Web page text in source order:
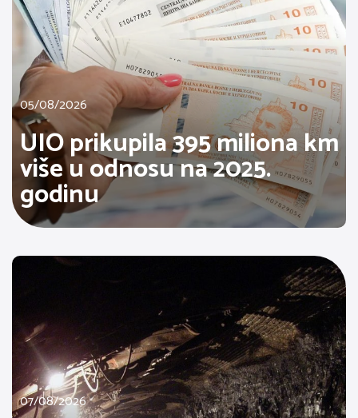
05/08/2026
UIO prikupila 395 miliona km
više u odnosu na 2025.
godinu
07/08/2026